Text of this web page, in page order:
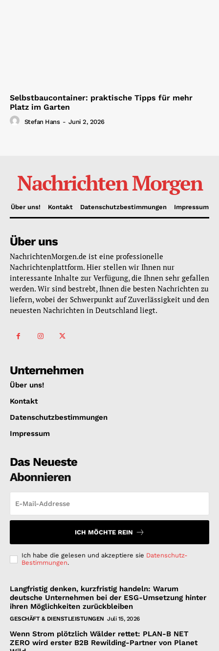
Selbstbaucontainer: praktische Tipps für mehr
Platz im Garten
Stefan Hans - Juni 2, 2026
Nachrichten Morgen
Über uns! Kontakt Datenschutzbestimmungen Impressum
Über uns
NachrichtenMorgen.de ist eine professionelle
Nachrichtenplattform. Hier stellen wir Ihnen nur
interessante Inhalte zur Verfügung, die Ihnen sehr gefallen
werden. Wir sind bestrebt, Ihnen die besten Nachrichten zu
liefern, wobei der Schwerpunkt auf Zuverlässigkeit und den
neuesten Nachrichten in Deutschland liegt.
Unternehmen
Über uns!
Kontakt
Datenschutzbestimmungen
Impressum
Das Neueste
Abonnieren
ICH MÖCHTE REIN
Ich habe die gelesen und akzeptiere sie Datenschutz-
Bestimmungen.
Langfristig denken, kurzfristig handeln: Warum
deutsche Unternehmen bei der ESG-Umsetzung hinter
ihren Möglichkeiten zurückbleiben
GESCHÄFT & DIENSTLEISTUNGEN Juli 15, 2026
Wenn Strom plötzlich Wälder rettet: PLAN-B NET
ZERO wird erster B2B Rewilding-Partner von Planet